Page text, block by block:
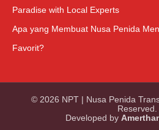
Paradise with Local Experts
Apa yang Membuat Nusa Penida
Favorit?
© 2026 NPT | Nusa Penida
Reserved.
Developed by